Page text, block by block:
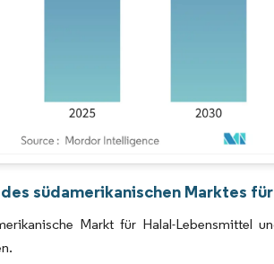
südamerikanischen Marktes
Markt für Halal-Lebensmittel